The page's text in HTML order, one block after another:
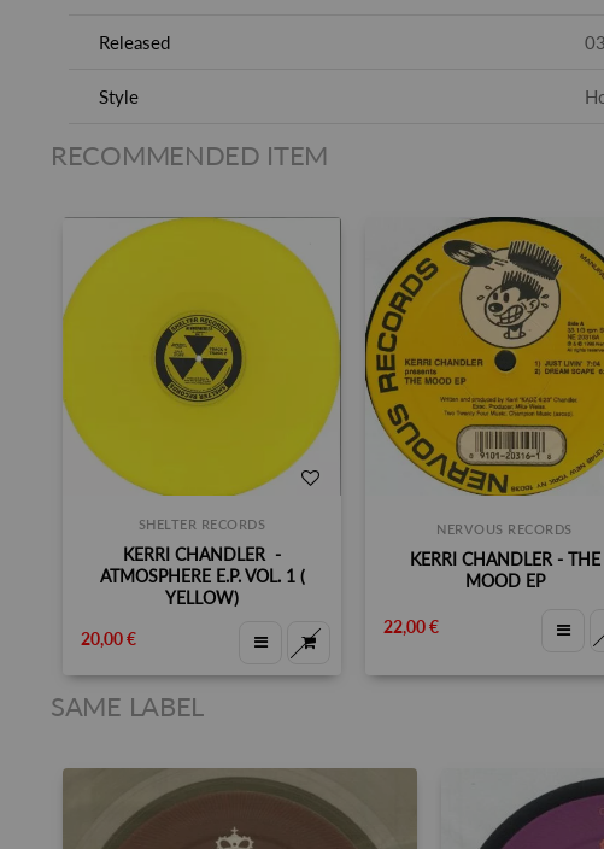
Released
Style
RECOMMENDED ITEM
SHELTER RECORDS
KERRI CHANDLER ‎ -
ATMOSPHERE E.P. VOL. 1 (
YELLOW)
20,00 €
NERVOUS RECORDS
KERRI CHANDLER - THE
MOOD EP
22,00 €
SAME LABEL